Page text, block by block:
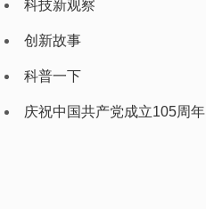
科技新观察
创新故事
科普一下
庆祝中国共产党成立105周年